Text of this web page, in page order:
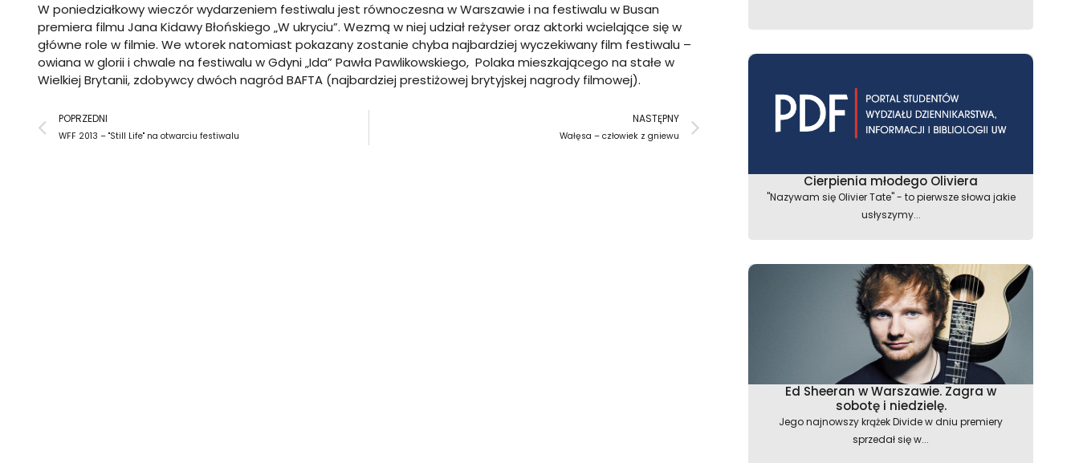
W poniedziałkowy wieczór wydarzeniem festiwalu jest równoczesna w Warszawie i na festiwalu w Busan
premiera filmu Jana Kidawy Błońskiego „W ukryciu”. Wezmą w niej udział reżyser oraz aktorki wcielające się w
główne role w filmie. We wtorek natomiast pokazany zostanie chyba najbardziej wyczekiwany film festiwalu –
owiana w glorii i chwale na festiwalu w Gdyni „Ida” Pawła Pawlikowskiego, Polaka mieszkającego na stałe w
Wielkiej Brytanii, zdobywcy dwóch nagród BAFTA (najbardziej prestiżowej brytyjskej nagrody filmowej).
Prev
POPRZEDNI
WFF 2013 – "Still Life" na otwarciu festiwalu
NASTĘPNY
Wałęsa – człowiek z gniewu
Następny
Cierpienia młodego Oliviera
"Nazywam się Olivier Tate" - to pierwsze słowa jakie
usłyszymy...
Ed Sheeran w Warszawie. Zagra w
sobotę i niedzielę.
Jego najnowszy krążek Divide w dniu premiery
sprzedał się w...